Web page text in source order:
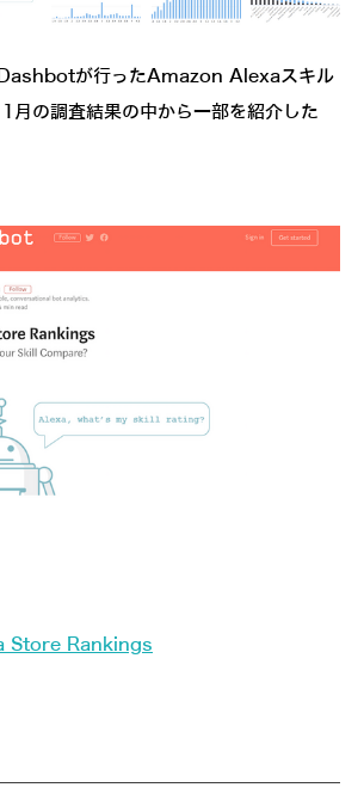
が行ったAmazon Alexaスキル
月の調査結果の中から一部を紹介した
Store Rankings